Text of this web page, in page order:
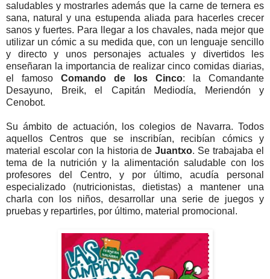
saludables y mostrarles además que la carne de ternera es
sana, natural y una estupenda aliada para hacerles crecer
sanos y fuertes. Para llegar a los chavales, nada mejor que
utilizar un cómic a su medida que, con un lenguaje sencillo
y directo y unos personajes actuales y divertidos les
enseñaran la importancia de realizar cinco comidas diarias,
el famosoComando de los Cinco: la Comandante
Desayuno, Breik, el Capitán Mediodía, Meriendón y
Cenobot.
Su ámbito de actuación, los colegios de Navarra. Todos
aquellos Centros que se inscribían, recibían cómics y
material escolar con la historia deJuantxo. Se trabajaba el
tema de la nutrición y la alimentación saludable con los
profesores del Centro, y por último, acudía personal
especializado (nutricionistas, dietistas) a mantener una
charla con los niños, desarrollar una serie de juegos y
pruebas y repartirles, por último, material promocional.